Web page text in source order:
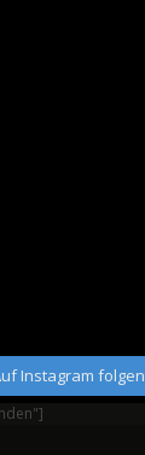
Instagram folgen